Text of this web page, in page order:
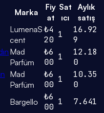
Marka
Fiy
at
Sat
ıcı
Aylık
satış
LumenaS
cent
₺4
20
1
16.92
9
Mad
Parfüm
₺6
00
1
12.18
0
Mad
Parfüm
₺6
00
1
10.35
0
Bargello
₺6
00
1
7.641